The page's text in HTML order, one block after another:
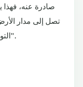
صادرة عنه، فهذا
تصل إلى مدار
التوهج، وربما تسبب عواصف مغناطيسية".